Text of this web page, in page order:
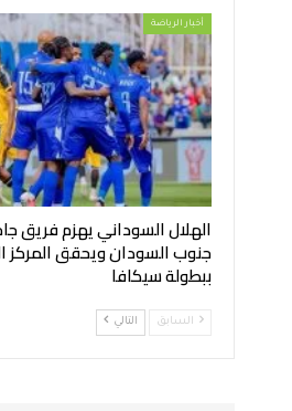
أخبار الرياضة
الهلال السوداني يهزم فريق
جنوب السودان ويحقق المركز
ببطولة سيكافا
السابق التالي